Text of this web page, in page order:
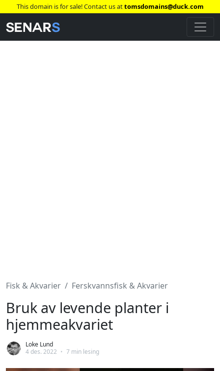
This domain is for sale! Contact us attomsdomains@duck.com
Fisk & Akvarier Ferskvannsfisk & Akvarier
Bruk av levende planter i
hjemmeakvariet
Loke Lund
4 des. 2022 • 7 min lesing